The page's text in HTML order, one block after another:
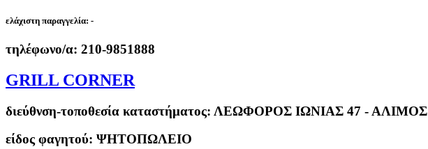
ελάχιστη παραγγελία: -
τηλέφωνο/α: 210-9851888
GRILL CORNER
διεύθνση-τοποθεσία καταστήματος: ΛΕΩΦΟΡΟΣ ΙΩΝΙΑΣ 47 - ΑΛΙΜΟΣ
είδος φαγητού: ΨΗΤΟΠΩΛΕΙΟ